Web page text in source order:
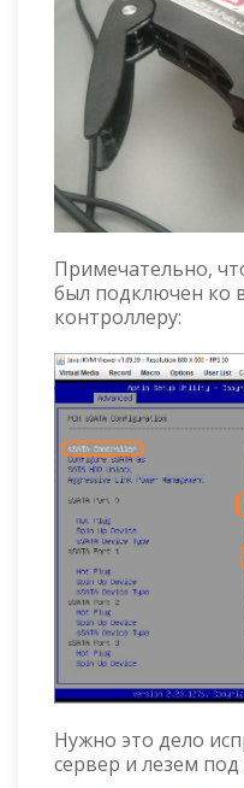
Примечательно,
был подключен ко
контроллеру:
Нужно это дело
сервер и лезем